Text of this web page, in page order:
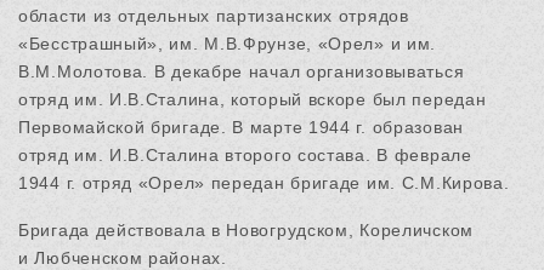
области из отдельных партизанских отрядов
«Бесстрашный», им. М.В.Фрунзе, «Орел» и им.
В.М.Молотова. В декабре начал организовываться
отряд им. И.В.Сталина, который вскоре был передан
Первомайской бригаде. В марте 1944 г. образован
отряд им. И.В.Сталина второго состава. В феврале
1944 г. отряд «Орел» передан бригаде им. С.М.Кирова.
Бригада действовала в Новогрудском, Кореличском
и Любченском районах.